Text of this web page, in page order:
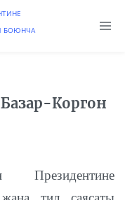
БОЮНЧА
Коргон
Президентине